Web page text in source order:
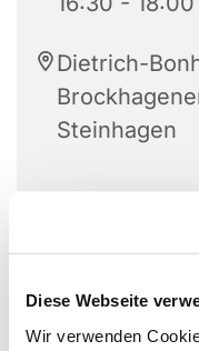
Diese Webseite
Wir verwenden
Dietrich-
Steinhagen
Für Jungen und